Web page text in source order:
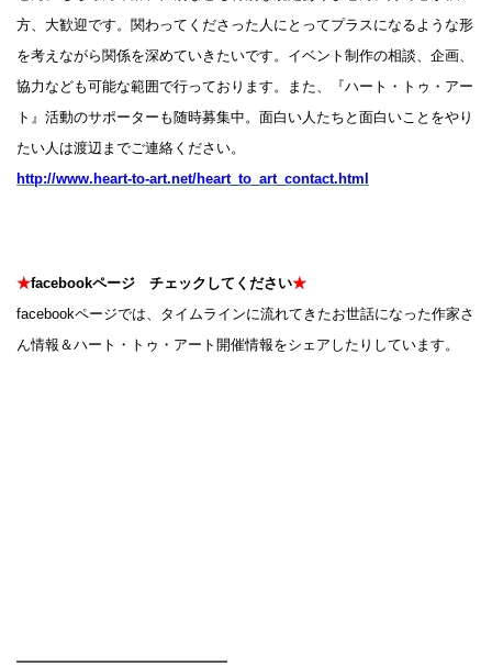
方、大歓迎です。関わってくださった人にとってプラスになるような形
を考えながら関係を深めていきたいです。イベント制作の相談、企画、
協力なども可能な範囲で行っております。また、『ハート・トゥ・アー
ト』活動のサポーターも随時募集中。面白い人たちと面白いことをやり
たい人は渡辺までご連絡ください。
http://www.heart-to-art.net/heart_to_art_contact.html
★facebookページ チェックしてください★
facebookページでは、タイムラインに流れてきたお世話になった作家さ
ん情報＆ハート・トゥ・アート開催情報をシェアしたりしています。